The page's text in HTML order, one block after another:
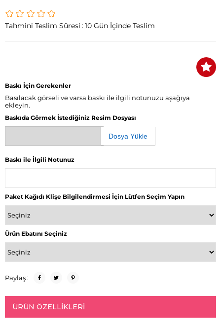
Tahmini Teslim Süresi :10 Gün İçinde Teslim
Baskı İçin Gerekenler
Basılacak görseli ve varsa baskı ile ilgili notunuzu aşağıya
ekleyin.
Baskıda Görmek İstediğiniz Resim Dosyası
Dosya Yükle
Baskı ile İlgili Notunuz
Paket Kağıdı Klişe Bilgilendirmesi İçin Lütfen Seçim Yapın
Ürün Ebatını Seçiniz
Paylaş :
ÜRÜN ÖZELLIKLERI